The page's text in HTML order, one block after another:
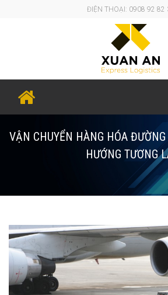
ĐIỆN THOẠI: 0908 92 82
VẬN CHUYỂN HÀNG HÓA
HƯỚNG TƯƠNG